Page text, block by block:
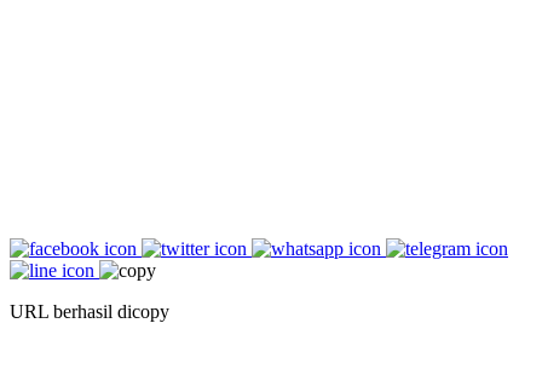
URL berhasil dicopy